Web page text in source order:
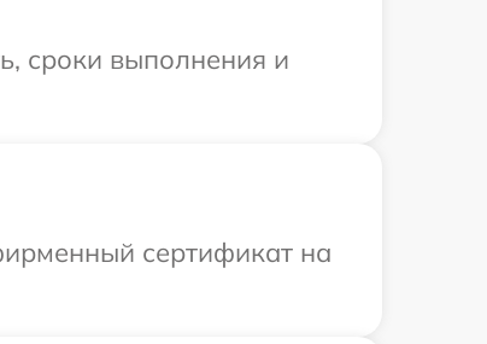
сроки выполнения и
сертификат на